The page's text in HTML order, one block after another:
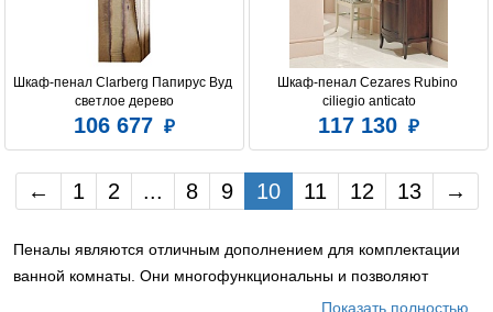
Шкаф-пенал Clarberg Папирус Вуд
светлое дерево
106 677
Шкаф-пенал Cezares Rubino
ciliegio anticato
117 130
← 1 2 ... 8 9 10 11 12 13 →
Пеналы являются отличным дополнением для комплектации
ванной комнаты. Они многофункциональны и позволяют
хранить всевозможные мелочи, не занимая значительного
Показать полностью